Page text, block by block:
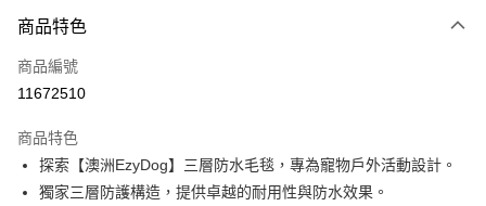
LINE Pay
Apple Pay
悠遊付
ATM付款
商品特色
商品編號
11672510
商品特色
探索【澳洲EzyDog】三層防水毛毯，專為寵物戶外活動設計。
獨家三層防護構造，提供卓越的耐用性與防水效果。